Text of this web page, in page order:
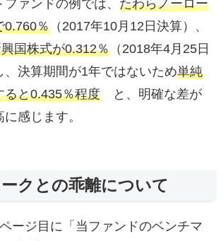
ァンドの例では、 たわらノーロー
0.760％ （2017年10月12日決算）、
国株式が0.312％ （2018年4月25日
決算期間が1年ではないため単純
ると0.435％程度 と、明確な差が
感じます。
クとの乖離について
ージ目に「当ファンドのベンチマ